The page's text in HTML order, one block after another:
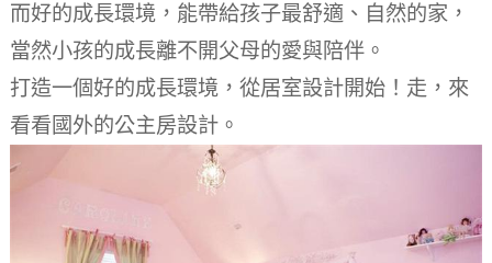
而好的成長環境，能帶給孩子最舒適、自然的家，
當然小孩的成長離不開父母的愛與陪伴。
打造一個好的成長環境，從居室設計開始！走，來
看看國外的公主房設計。